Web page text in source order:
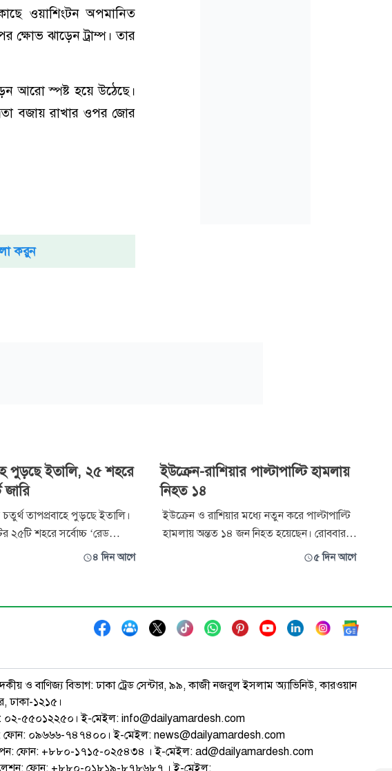
ওয়াশিংটন অপমানিত
ক্ষোভ ঝাড়েন ট্রাম্প। তার
আরো স্পষ্ট হয়ে উঠেছে।
বজায় রাখার ওপর জোর
করুন
পুড়ছে ইতালি, ২৫ শহরে
জারি
তাপপ্রবাহে পুড়ছে ইতালি।
২৫টি শহরে সর্বোচ্চ ‘রেড
করা হয়েছে, যা চলতি গ্রীষ্মে
শহর থেকে সতর্কতার সংখ্যা
৪ দিন আগে
ইউক্রেন-রাশিয়ার পাল্টাপাল্টি হামলায়
নিহত ১৪
ইউক্রেন ও রাশিয়ার মধ্যে নতুন করে পাল্টাপাল্টি
হামলায় অন্তত ১৪ জন নিহত হয়েছেন। রোববার
ইউক্রেনের হামলায় রাশিয়ায় অন্তত ৯ জন এবং
প্রায় সাড়ে চার বছর ধরে চলমান যুদ্ধে সাম্প্রতিক
সময়ে উভয় পক্ষই একে অপ
৫ দিন আগে
ও বাণিজ্য বিভাগ: ঢাকা ট্রেড সেন্টার, ৯৯, কাজী নজরুল ইসলাম অ্যাভিনিউ, কারওয়ান
ঢাকা-১২১৫।
০২-৫৫০১২২৫০। ই-মেইল: info@dailyamardesh.com
ফোন: ০৯৬৬৬-৭৪৭৪০০। ই-মেইল: news@dailyamardesh.com
ফোন: +৮৮০-১৭১৫-০২৫৪৩৪ । ই-মেইল: ad@dailyamardesh.com
ফোন: +৮৮০-০১৮১৯-৮৭৮৬৮৭ । ই-মেইল: